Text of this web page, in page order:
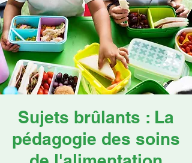
Presse
Faire un don
Sujets brûlants : La
pédagogie des soins